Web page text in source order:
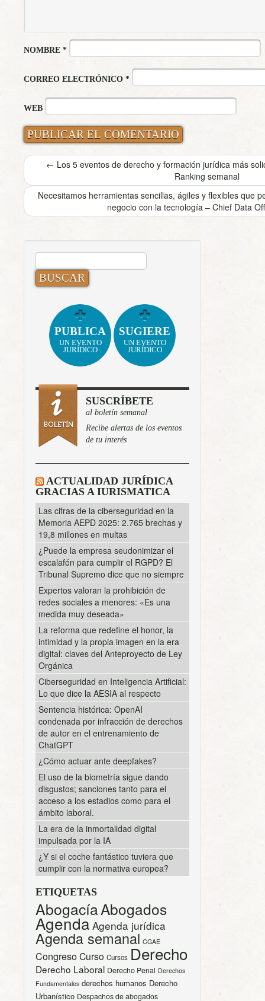
NOMBRE *
CORREO ELECTRÓNICO *
WEB
← Los 5 eventos de derecho y formación jurídica más
Ranking semanal
Necesitamos herramientas sencillas, ágiles y flexibles que
negocio con la tecnología – Chief Data
BUSCAR:
PUBLICA
UN EVENTO
JURÍDICO
SUGIERE
UN EVENTO
JURÍDICO
SUSCRÍBETE
al boletín semanal
Recibe alertas de los eventos
de tu interés
ACTUALIDAD JURÍDICA
GRACIAS A IURISMATICA
Las cifras de la ciberseguridad en la
Memoria AEPD 2025: 2.765 brechas y
19,8 millones en multas
¿Puede la empresa seudonimizar el
escalafón para cumplir el RGPD? El
Tribunal Supremo dice que no siempre
Expertos valoran la prohibición de
redes sociales a menores: «Es una
medida muy deseada»
La reforma que redefine el honor, la
intimidad y la propia imagen en la era
digital: claves del Anteproyecto de Ley
Orgánica
Ciberseguridad en Inteligencia Artificial:
Lo que dice la AESIA al respecto
Sentencia histórica: OpenAI
condenada por infracción de derechos
de autor en el entrenamiento de
ChatGPT
¿Cómo actuar ante deepfakes?
El uso de la biometría sigue dando
disgustos; sanciones tanto para el
acceso a los estadios como para el
ámbito laboral.
La era de la inmortalidad digital
impulsada por la IA
¿Y si el coche fantástico tuviera que
cumplir con la normativa europea?
ETIQUETAS
AbogacíaAbogados
Agenda Agenda jurídica
Agenda semanal CGAE
CongresoCurso Cursos Derecho
Derecho Laboral Derecho Penal Derechos
Fundamentales derechos humanos Derecho
Urbanístico Despachos de abogados